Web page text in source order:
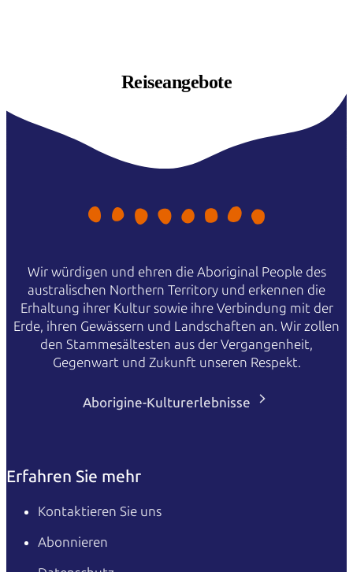
Reiseangebote
Wir würdigen und ehren die Aboriginal People des
australischen Northern Territory und erkennen die
Erhaltung ihrer Kultur sowie ihre Verbindung mit der
Erde, ihren Gewässern und Landschaften an. Wir zollen
den Stammesältesten aus der Vergangenheit,
Gegenwart und Zukunft unseren Respekt.
Aborigine-Kulturerlebnisse
Erfahren Sie mehr
Kontaktieren Sie uns
Abonnieren